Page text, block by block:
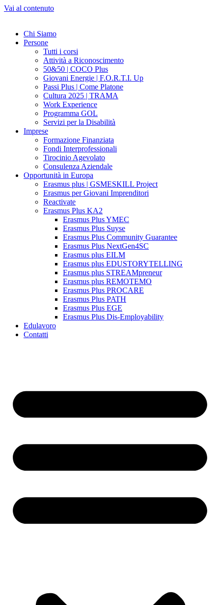
Vai al contenuto
Chi Siamo
Persone
Tutti i corsi
Attività a Riconoscimento
50&50 | COCO Plus
Giovani Energie | F.O.R.T.I. Up
Passi Plus | Come Platone
Cultura 2025 | TRAMA
Work Experience
Programma GOL
Servizi per la Disabilità
Imprese
Formazione Finanziata
Fondi Interprofessionali
Tirocinio Agevolato
Consulenza Aziendale
Opportunità in Europa
Erasmus plus | GSMESKILL Project
Erasmus per Giovani Imprenditori
Reactivate
Erasmus Plus KA2
Erasmus Plus YMEC
Erasmus Plus Suyse
Erasmus Plus Community Guarantee
Erasmus Plus NextGen4SC
Erasmus plus EILM
Erasmus plus EDUSTORYTELLING
Erasmus plus STREAMpreneur
Erasmus plus REMOTEMO
Erasmus Plus PROCARE
Erasmus Plus PATH
Erasmus Plus EGE
Erasmus Plus Dis-Employability
Edulavoro
Contatti